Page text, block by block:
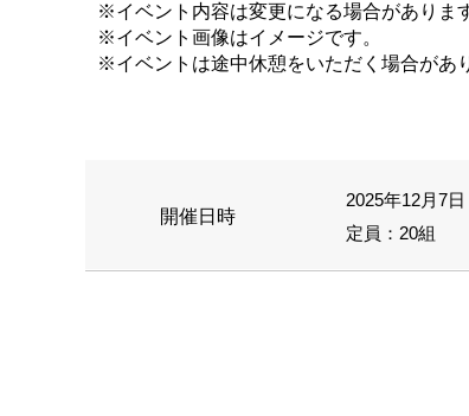
※イベント内容は変更になる場合がありま
※イベント画像はイメージです。
※イベントは途中休憩をいただく場合があ
開催日時
2025年12月7
定員：20組